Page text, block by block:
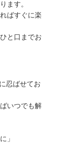
ます。
ばすぐに楽
と口までお
忍ばせてお
いつでも解
」